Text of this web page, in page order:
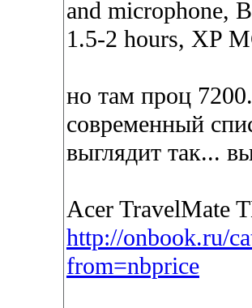
and microphone,
1.5-2 hours, XP
но там проц
современный
выглядит так...
Acer TravelMate
http://onbook.ru/
from=nbprice